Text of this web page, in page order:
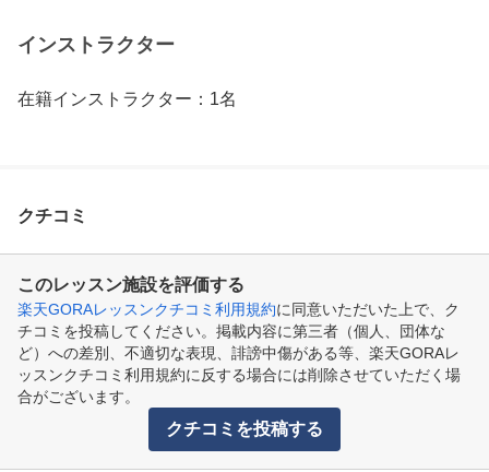
インストラクター
在籍インストラクター：1名
クチコミ
このレッスン施設を評価する
楽天GORAレッスンクチコミ利用規約に同意いただいた上で、ク
チコミを投稿してください。掲載内容に第三者（個人、団体な
ど）への差別、不適切な表現、誹謗中傷がある等、楽天GORAレ
ッスンクチコミ利用規約に反する場合には削除させていただく場
合がございます。
クチコミを投稿する